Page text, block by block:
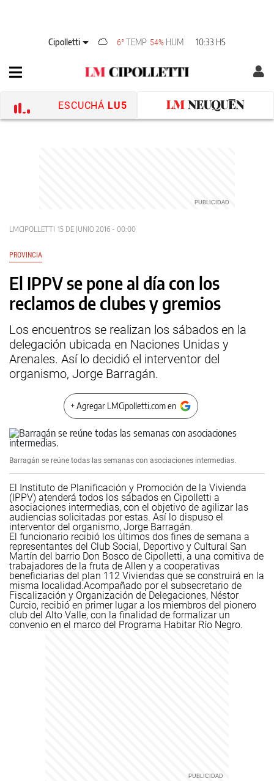
Cipolletti 6°TEMP 54% HUM 10:33 HS
ESCUCHÁ LU5
LMCIPOLLETTI 15 DE JUNIO 2016 - 00:00
PROVINCIA
El IPPV se pone al día con los
reclamos de clubes y gremios
Los encuentros se realizan los sábados en la
delegación ubicada en Naciones Unidas y
Arenales. Así lo decidió el interventor del
organismo, Jorge Barragán.
+ Agregar LMCipolletti.com en
Barragán se reúne todas las semanas con asociaciones intermedias.
El Instituto de Planificación y Promoción de la Vivienda
(IPPV) atenderá todos los sábados en Cipolletti a
asociaciones intermedias, con el objetivo de agilizar las
audiencias solicitadas por estas. Así lo dispuso el
interventor del organismo, Jorge Barragán.
El funcionario recibió los últimos dos fines de semana a
representantes del Club Social, Deportivo y Cultural San
Martín del barrio Don Bosco de Cipolletti, a una comitiva de
trabajadores de la fruta de Allen y a cooperativas
beneficiarias del plan 112 Viviendas que se construirá en la
misma localidad.Acompañado por el subsecretario de
Fiscalización y Organización de Delegaciones, Néstor
Curcio, recibió en primer lugar a los miembros del pionero
club del Alto Valle, con la finalidad de formalizar un
convenio en el marco del Programa Habitar Río Negro.